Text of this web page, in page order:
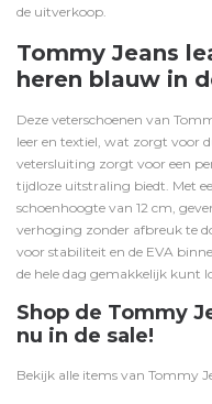
de uitverkoop.
Tommy Jeans
heren blauw in
Deze veterschoenen van
leer en textiel, wat zorgt voor
vetersluiting zorgt voor een
tijdloze uitstraling biedt. Met
schoenhoogte van 12 cm,
verhoging zonder afbreuk te
voor stabiliteit en de EVA
de hele dag gemakkelijk kunt
Shop de Tommy
nu in de sale!
Bekijk alle items van Tommy